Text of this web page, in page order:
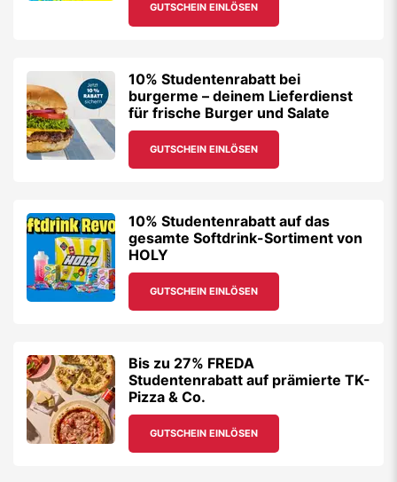
GUTSCHEIN EINLÖSEN
10% Studentenrabatt bei
burgerme – deinem Lieferdienst
für frische Burger und Salate
GUTSCHEIN EINLÖSEN
10% Studentenrabatt auf das
gesamte Softdrink-Sortiment von
HOLY
GUTSCHEIN EINLÖSEN
Bis zu 27% FREDA
Studentenrabatt auf prämierte TK-
Pizza & Co.
GUTSCHEIN EINLÖSEN